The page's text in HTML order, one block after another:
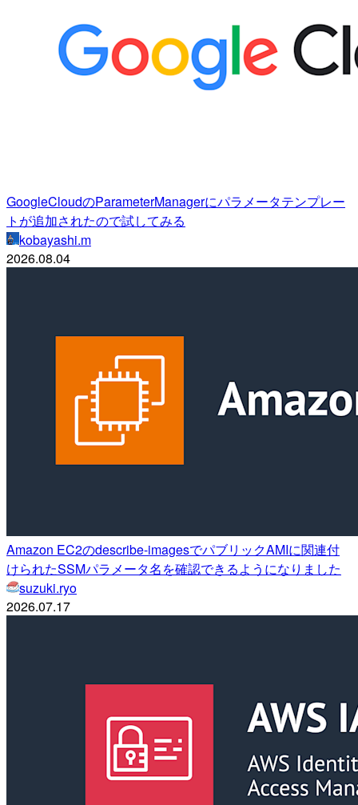
GoogleCloudのParameterManagerにパラメータテンプレー
トが追加されたので試してみる
kobayashi.m
2026.08.04
Amazon EC2のdescribe-imagesでパブリックAMIに関連付
けられたSSMパラメータ名を確認できるようになりました
suzuki.ryo
2026.07.17